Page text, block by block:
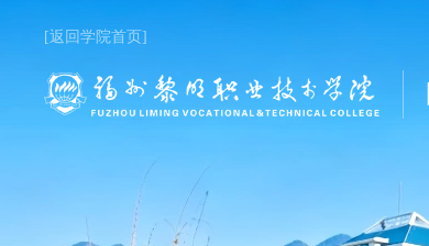
[返回学院首页]